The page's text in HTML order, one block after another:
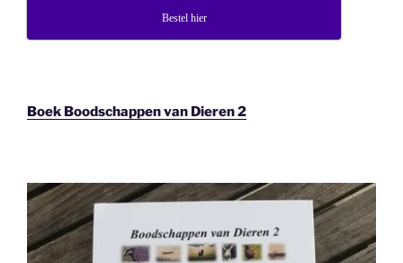
Bestel hier
Boek Boodschappen van Dieren 2